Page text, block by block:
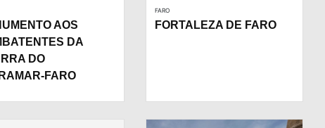
AOS
DA
DO
FARO
FARO
FORTALEZA DE FARO